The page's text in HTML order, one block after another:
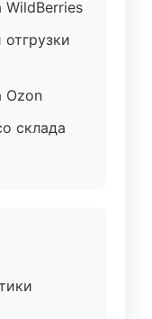
WildBerries
Ozon
склада